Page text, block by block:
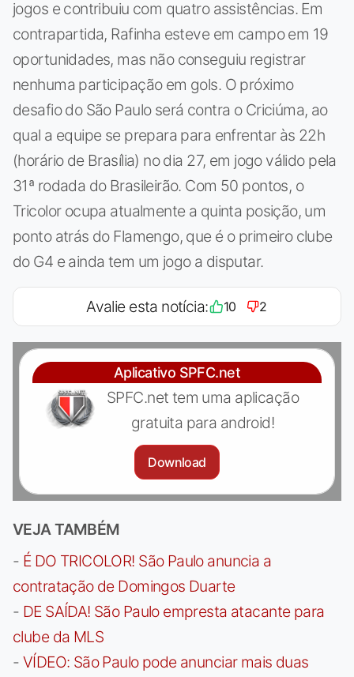
jogos e contribuiu com quatro assistências. Em
contrapartida, Rafinha esteve em campo em 19
oportunidades, mas não conseguiu registrar
nenhuma participação em gols. O próximo
desafio do São Paulo será contra o Criciúma, ao
qual a equipe se prepara para enfrentar às 22h
(horário de Brasília) no dia 27, em jogo válido pela
31ª rodada do Brasileirão. Com 50 pontos, o
Tricolor ocupa atualmente a quinta posição, um
ponto atrás do Flamengo, que é o primeiro clube
do G4 e ainda tem um jogo a disputar.
Avalie esta notícia: 10 2
Aplicativo SPFC.net
SPFC.net tem uma aplicação
gratuita para android!
Download
VEJA TAMBÉM
- É DO TRICOLOR! São Paulo anuncia a
contratação de Domingos Duarte
- DE SAÍDA! São Paulo empresta atacante para
clube da MLS
- VÍDEO: São Paulo pode anunciar mais duas